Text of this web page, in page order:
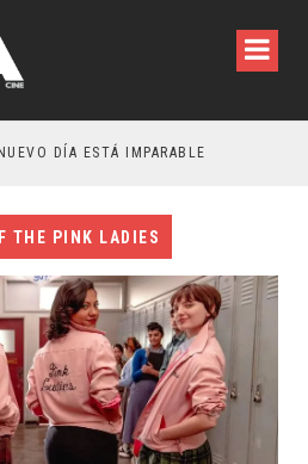
DÍA ESTÁ IMPARABLE
THE PINK LADIES